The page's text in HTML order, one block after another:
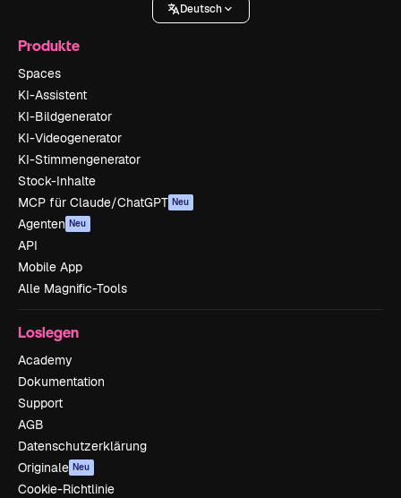
Deutsch
Produkte
Spaces
KI-Assistent
KI-Bildgenerator
KI-Videogenerator
KI-Stimmengenerator
Stock-Inhalte
MCP für Claude/ChatGPT Neu
Agenten Neu
API
Mobile App
Alle Magnific-Tools
Loslegen
Academy
Dokumentation
Support
AGB
Datenschutzerklärung
Originale Neu
Cookie-Richtlinie